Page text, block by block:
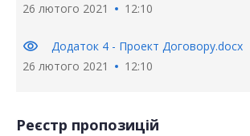
26 лютого 2021
12:10
visibility
Додаток 4 - Проект Договору.docx
26 лютого 2021
12:10
Реєстр пропозицій